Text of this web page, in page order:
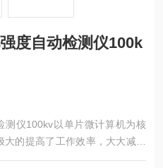
度自动检测仪100k
测仪100kv以单片微计算机为核
的提高了工作效率，大大减轻
器外观小巧，携带方便。